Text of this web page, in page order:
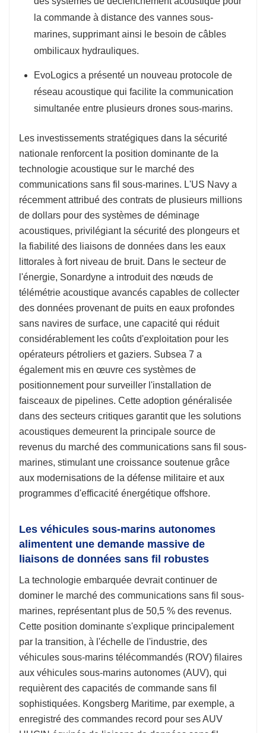
la commande à distance des vannes sous-
marines, supprimant ainsi le besoin de câbles
ombilicaux hydrauliques.
EvoLogics a présenté un nouveau protocole de
réseau acoustique qui facilite la communication
simultanée entre plusieurs drones sous-marins.
Les investissements stratégiques dans la sécurité
nationale renforcent la position dominante de la
technologie acoustique sur le marché des
communications sans fil sous-marines. L'US Navy a
récemment attribué des contrats de plusieurs millions
de dollars pour des systèmes de déminage
acoustiques, privilégiant la sécurité des plongeurs et
la fiabilité des liaisons de données dans les eaux
littorales à fort niveau de bruit. Dans le secteur de
l'énergie, Sonardyne a introduit des nœuds de
télémétrie acoustique avancés capables de collecter
des données provenant de puits en eaux profondes
sans navires de surface, une capacité qui réduit
considérablement les coûts d'exploitation pour les
opérateurs pétroliers et gaziers. Subsea 7 a
également mis en œuvre ces systèmes de
positionnement pour surveiller l'installation de
faisceaux de pipelines. Cette adoption généralisée
dans des secteurs critiques garantit que les solutions
acoustiques demeurent la principale source de
revenus du marché des communications sans fil sous-
marines, stimulant une croissance soutenue grâce
aux modernisations de la défense militaire et aux
programmes d'efficacité énergétique offshore.
Les véhicules sous-marins autonomes
alimentent une demande massive de
liaisons de données sans fil robustes
La technologie embarquée devrait continuer de
dominer le marché des communications sans fil sous-
marines, représentant plus de 50,5 % des revenus.
Cette position dominante s'explique principalement
par la transition, à l'échelle de l'industrie, des
véhicules sous-marins télécommandés (ROV) filaires
aux véhicules sous-marins autonomes (AUV), qui
requièrent des capacités de commande sans fil
sophistiquées. Kongsberg Maritime, par exemple, a
enregistré des commandes record pour ses AUV